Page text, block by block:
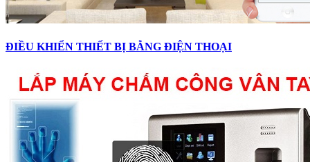
ĐIỀU KHIỂN THIẾT BỊ BẰNG ĐIỆN THOẠI